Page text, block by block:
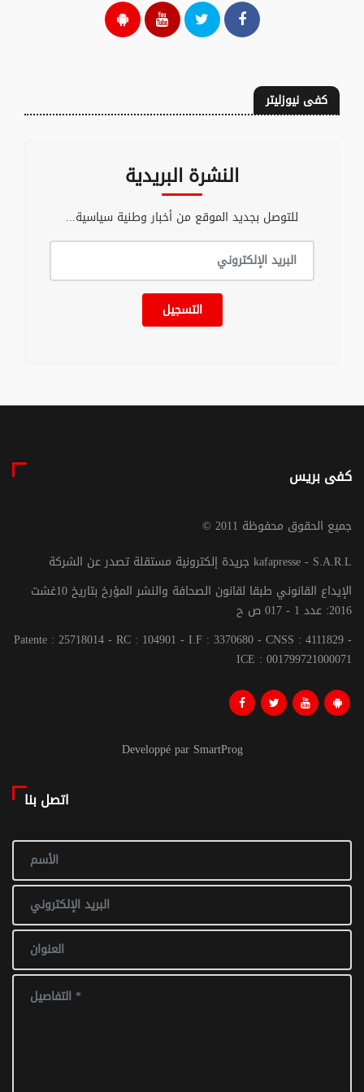
كفى نيوزليتر
النشرة البريدية
للتوصل بجديد الموقع من أخبار وطنية سياسية...
التسجيل
كفى بريس
© جميع الحقوق محفوظة 2011
جريدة إلكترونية مستقلة تصدر عن الشركة kafapresse - S.A.R.L
الإيداع القانوني طبقا لقانون الصحافة والنشر المؤرخ بتاريخ 10غشت
2016: عدد 1 - 017 ص ح
Patente : 25718014 - RC : 104901 - I.F : 3370680 - CNSS : 4111829 -
ICE : 001799721000071
Developpé par SmartProg
اتصل بنا